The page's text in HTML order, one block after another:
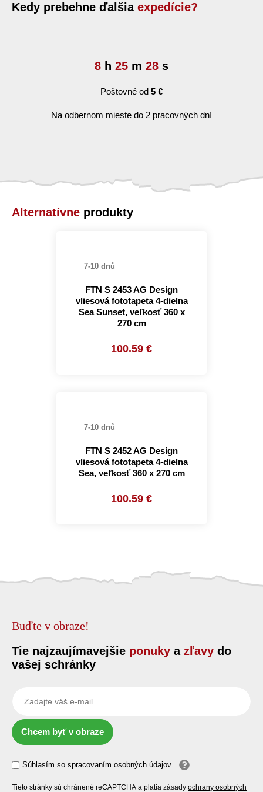
Kedy prebehne ďalšia expedície?
8 h 25 m 27 s
Poštovné od 5 €
Na odbernom mieste do 2 pracovných dní
Alternatívne produkty
7-10 dnů
FTN S 2453 AG Design
vliesová fototapeta 4-dielna
Sea Sunset, veľkosť 360 x
270 cm
100.59 €
7-10 dnů
FTN S 2452 AG Design
vliesová fototapeta 4-dielna
Sea, veľkosť 360 x 270 cm
100.59 €
Buďte v obraze!
Tie najzaujímavejšie ponuky a zľavy do
vašej schránky
Chcem byť v obraze
Súhlasím so spracovaním osobných údajov .
Tieto stránky sú chránené reCAPTCHA a platia zásady ochrany osobných